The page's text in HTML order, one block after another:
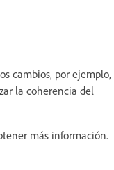
cambios, por ejemplo,
la coherencia del
más información.